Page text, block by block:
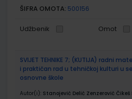
ŠIFRA OMOTA: 500156
Udžbenik Omot
SVIJET TEHNIKE 7; (KUTIJA) radni
i praktičan rad u tehničkoj kulturi u
osnovne škole
Autor(i): Stanojević Delić Zenzerović